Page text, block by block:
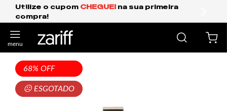
na sua primeira Frete Grátis
anterior
68% OFF
☹ ESGOTADO